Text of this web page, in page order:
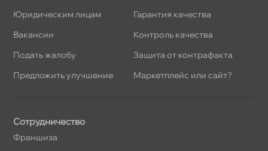
Юридическим лицам
акансии
Подать жалобу
Предложить улучшение
Гарантия качества
Контроль качества
Защита от контрафакта
Маркетплейс или сайт?
Сотрудничество
Франшиза